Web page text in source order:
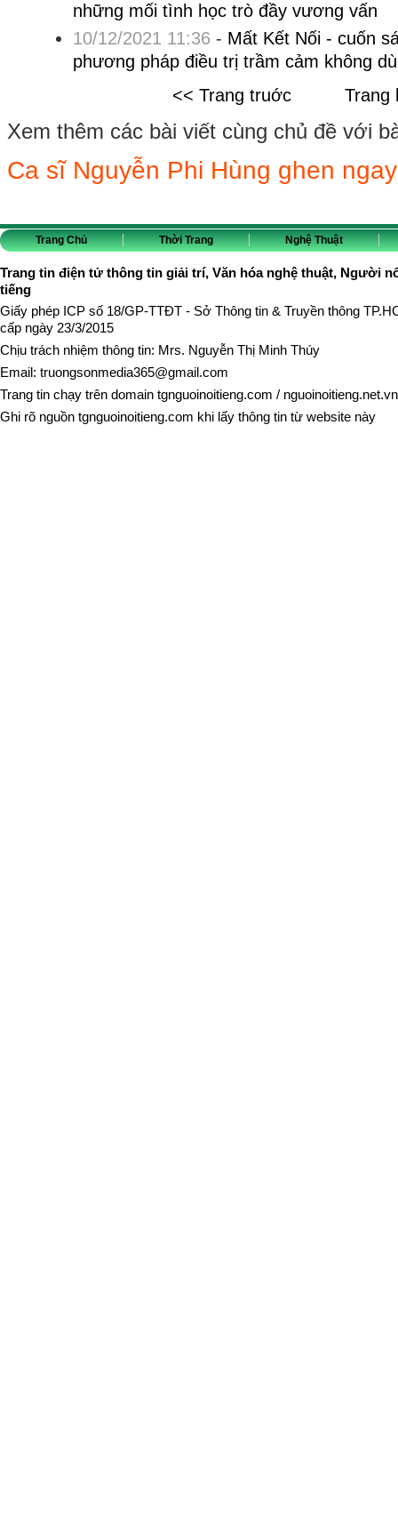
những mối tình học trò đầy vương vấn
10/12/2021 11:36 - Mất Kết Nối - cuốn
phương pháp điều trị trầm cảm không
<< Trang truớc
Trang
Xem thêm các bài viết cùng chủ đề với
Ca sĩ Nguyễn Phi Hùng ghen
Trang Chủ Thời Trang Nghệ Thuật
Trang tin điện tử thông tin giải trí, Văn hóa nghệ thuật, Người
tiếng
Giấy phép ICP số 18/GP-TTĐT - Sở Thông tin & Truyền thông
cấp ngày 23/3/2015
Chịu trách nhiệm thông tin: Mrs. Nguyễn Thị Minh Thúy
Email: truongsonmedia365@gmail.com
Trang tin chạy trên domain tgnguoinoitieng.com / nguoinoitieng.net.vn
Ghi rõ nguồn tgnguoinoitieng.com khi lấy thông tin từ website này